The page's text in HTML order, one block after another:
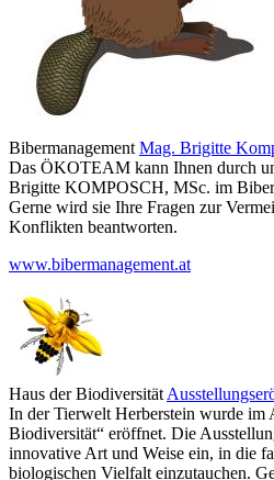
Bibermanagement Mag. Brigitte
Das ÖKOTEAM kann Ihnen durch
Brigitte KOMPOSCH, MSc. im
Gerne wird sie Ihre Fragen zur
Konflikten beantworten.
www.bibermanagement.at
Haus der Biodiversität
In der Tierwelt Herberstein wurde im
Biodiversität“ eröffnet. Die
innovative Art und Weise ein, in die
biologischen Vielfalt einzutauchen.